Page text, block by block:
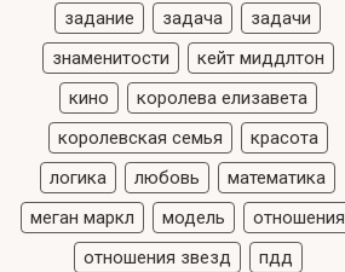
задание
задача
задачи
знаменитости
кейт миддлтон
кино
королева елизавета
королевская семья
красота
логика
любовь
математика
меган маркл
модель
отношения
отношения звезд
пдд